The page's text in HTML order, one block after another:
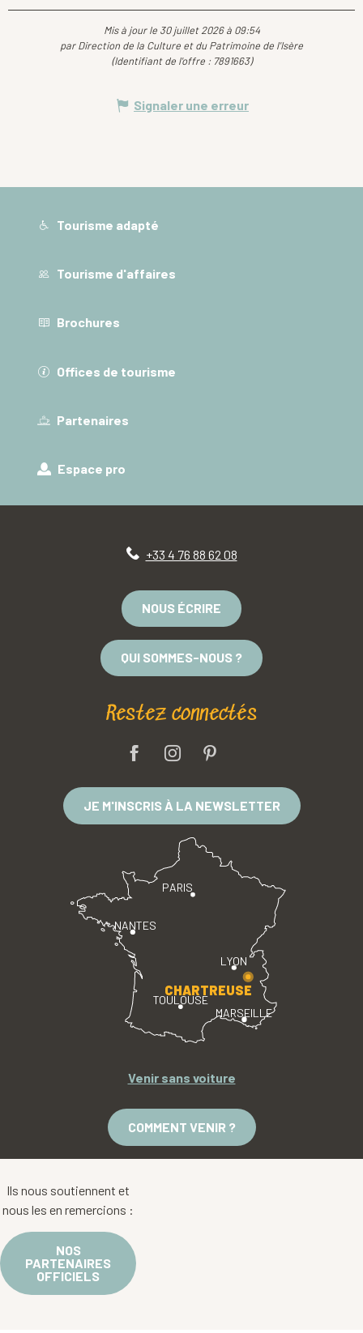
Mis à jour le 30 juillet 2026 à 09:54
par Direction de la Culture et du Patrimoine de l'Isère
(Identifiant de l'offre : 7891663)
Signaler une erreur
Tourisme adapté
Tourisme d'affaires
Brochures
Offices de tourisme
Partenaires
Espace pro
+33 4 76 88 62 08
NOUS ÉCRIRE
QUI SOMMES-NOUS ?
Restez connectés
JE M'INSCRIS À LA NEWSLETTER
PARIS
LYON
TOULOUSE
MARSEILLE
NANTES
CHARTREUSE
Venir sans voiture
COMMENT VENIR ?
Ils nous soutiennent et
nous les en remercions :
NOS
PARTENAIRES
OFFICIELS